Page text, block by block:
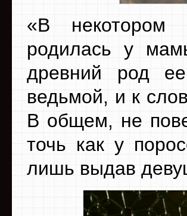
«В некотором
родилась у
древний род
ведьмой, и к
В общем, не
точь как у
лишь выдав